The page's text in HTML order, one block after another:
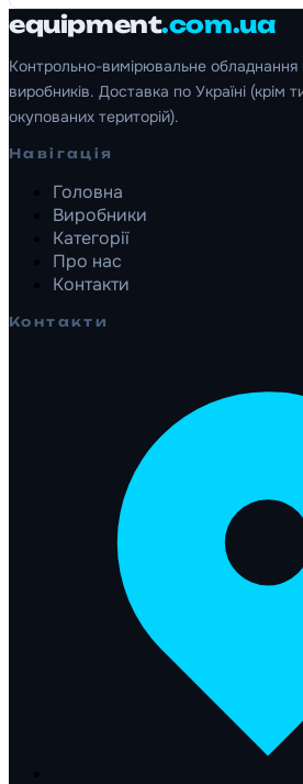
equipment.com.ua
Контрольно-вимірювальне обладнання
виробників. Доставка по Україні (крім
окупованих територій).
Навігація
Головна
Виробники
Категорії
Про нас
Контакти
Контакти